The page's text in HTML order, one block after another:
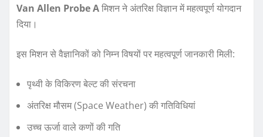
Van Allen Probe Aमिशन ने अंतरिक्ष विज्ञान में महत्वपूर्ण योगदान
दिया।
इस मिशन से वैज्ञानिकों को निम्न विषयों पर महत्वपूर्ण जानकारी मिली:
पृथ्वी के विकिरण बेल्ट की संरचना
अंतरिक्ष मौसम (Space Weather) की गतिविधियां
उच्च ऊर्जा वाले कणों की गति